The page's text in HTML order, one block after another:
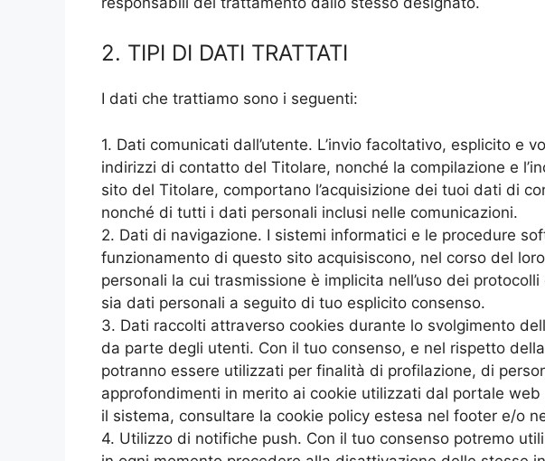
2. TIPI DI DATI TRATTATI
I dati che trattiamo sono i seguenti:
1. Dati comunicati dall’utente. L’invio facoltativo, esplicito e
indirizzi di contatto del Titolare, nonché la compilazione e
sito del Titolare, comportano l’acquisizione dei tuoi dati di
nonché di tutti i dati personali inclusi nelle comunicazioni.
2. Dati di navigazione. I sistemi informatici e le procedure
funzionamento di questo sito acquisiscono, nel corso del
personali la cui trasmissione è implicita nell’uso dei
sia dati personali a seguito di tuo esplicito consenso.
3. Dati raccolti attraverso cookies durante lo svolgimento
da parte degli utenti. Con il tuo consenso, e nel rispetto
potranno essere utilizzati per finalità di profilazione, di
approfondimenti in merito ai cookie utilizzati dal portale
il sistema, consultare la cookie policy estesa nel footer e/o
4. Utilizzo di notifiche push. Con il tuo consenso potremo